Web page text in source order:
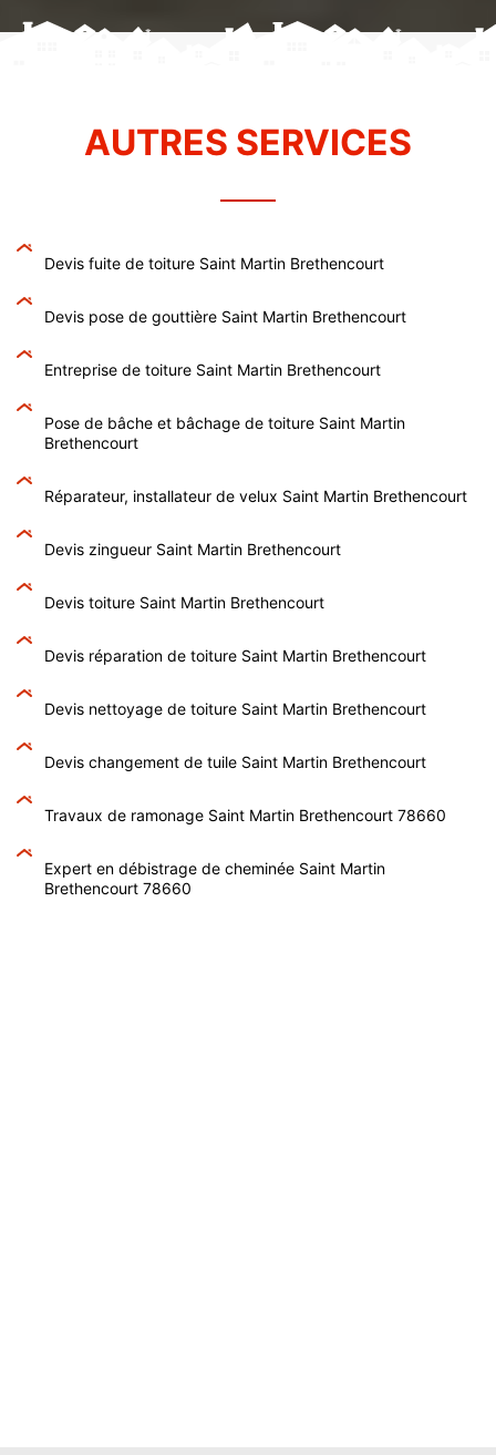
AUTRES SERVICES
Devis fuite de toiture Saint Martin Brethencourt
Devis pose de gouttière Saint Martin Brethencourt
Entreprise de toiture Saint Martin Brethencourt
Pose de bâche et bâchage de toiture Saint Martin
Brethencourt
Réparateur, installateur de velux Saint Martin Brethencourt
Devis zingueur Saint Martin Brethencourt
Devis toiture Saint Martin Brethencourt
Devis réparation de toiture Saint Martin Brethencourt
Devis nettoyage de toiture Saint Martin Brethencourt
Devis changement de tuile Saint Martin Brethencourt
Travaux de ramonage Saint Martin Brethencourt 78660
Expert en débistrage de cheminée Saint Martin
Brethencourt 78660